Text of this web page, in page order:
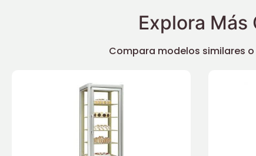
Explora
Compara modelos similares